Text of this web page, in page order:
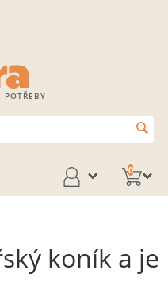
POTŘEBY
0
koník a je